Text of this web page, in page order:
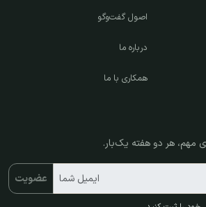
اصول گفت‌وگو
درباره ما
همکاری با ما
مهم، هر دو هفته یک‌بار.
عضویت